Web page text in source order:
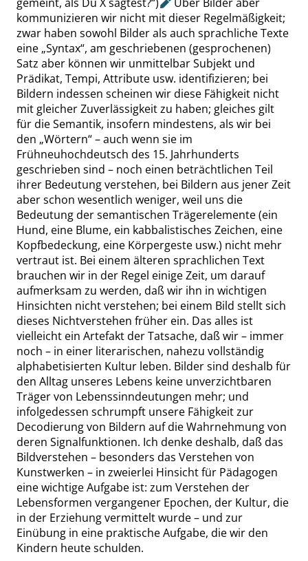
kommunizieren wir nicht mit dieser Regelmäßigkeit;
zwar haben sowohl Bilder als auch sprachliche Texte
eine „Syntax“, am geschriebenen (gesprochenen)
Satz aber können wir unmittelbar Subjekt und
Prädikat, Tempi, Attribute usw. identifizieren; bei
Bildern indessen scheinen wir diese Fähigkeit nicht
mit gleicher Zuverlässigkeit zu haben; gleiches gilt
für die Semantik, insofern mindestens, als wir bei
den „Wörtern“– auch wenn sie im
Frühneuhochdeutsch des 15. Jahrhunderts
geschrieben sind – noch einen beträchtlichen Teil
ihrer Bedeutung verstehen, bei Bildern aus jener Zeit
aber schon wesentlich weniger, weil uns die
Bedeutung der semantischen Trägerelemente (ein
Hund, eine Blume, ein kabbalistisches Zeichen, eine
Kopfbedeckung, eine Körpergeste usw.) nicht mehr
vertraut ist. Bei einem älteren sprachlichen Text
brauchen wir in der Regel einige Zeit, um darauf
aufmerksam zu werden, daß wir ihn in wichtigen
Hinsichten nicht verstehen; bei einem Bild stellt sich
dieses Nichtverstehen früher ein. Das alles ist
vielleicht ein Artefakt der Tatsache, daß wir – immer
noch – in einer literarischen, nahezu vollständig
alphabetisierten Kultur leben. Bilder sind deshalb für
den Alltag unseres Lebens keine unverzichtbaren
Träger von Lebenssinndeutungen mehr; und
infolgedessen schrumpft unsere Fähigkeitzur
Decodierung von Bildern auf die Wahrnehmung von
deren Signalfunktionen. Ich denke deshalb, daß das
Bildverstehen – besonders das Verstehen von
Kunstwerken – in zweierlei Hinsicht für Pädagogen
eine wichtige Aufgabe ist: zum Verstehen der
Lebensformen vergangener Epochen, der Kultur, die
in der Erziehung vermittelt wurde – und zur
Einübung in eine praktische Aufgabe, die wir den
Kindern heute schulden.